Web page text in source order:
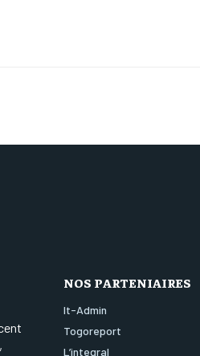
NOS PARTENIAIRES
It-Admin
Togoreport
L’integral